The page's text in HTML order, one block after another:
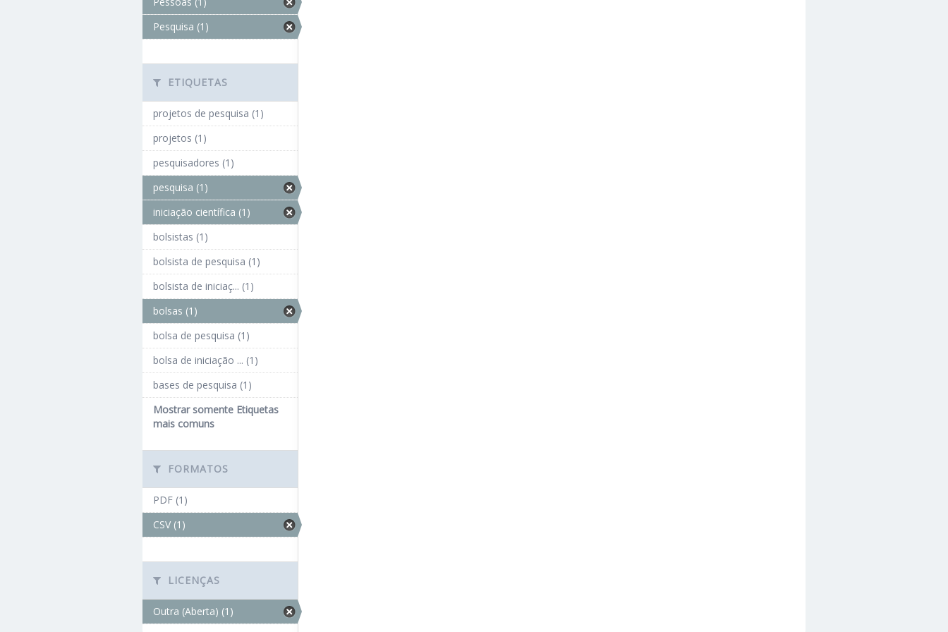
Pesquisa (1)
ETIQUETAS
projetos de pesquisa (1)
projetos (1)
pesquisadores (1)
pesquisa (1)
iniciação científica (1)
bolsistas (1)
bolsista de pesquisa (1)
bolsista de iniciaç... (1)
bolsas (1)
bolsa de pesquisa (1)
bolsa de iniciação ... (1)
bases de pesquisa (1)
Mostrar somente Etiquetas
mais comuns
FORMATOS
PDF (1)
CSV (1)
LICENÇAS
Outra (Aberta) (1)